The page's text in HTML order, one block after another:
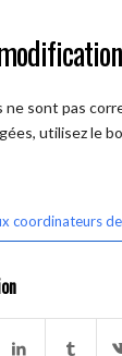
ne sont pas
utilisez le
coordinateurs